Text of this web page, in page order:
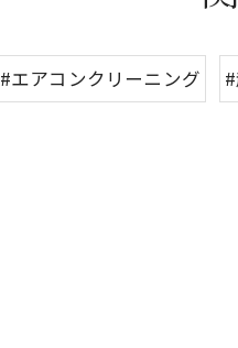
#エアコンクリーニング